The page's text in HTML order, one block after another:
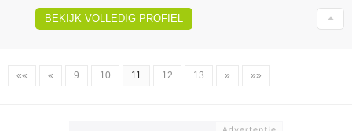
BEKIJK VOLLEDIG PROFIEL
«« « 9 10 11 12 13 » »»